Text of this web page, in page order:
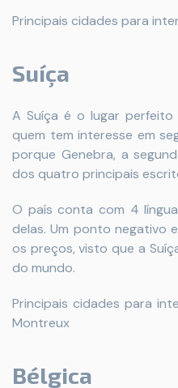
Principais cidades para
Suíça
A Suíça é o lugar
quem tem interesse em
porque Genebra, a
dos quatro principais
O país conta com 4
delas. Um ponto negativo
os preços, visto que a
do mundo.
Principais cidades para
Montreux
Bélgica